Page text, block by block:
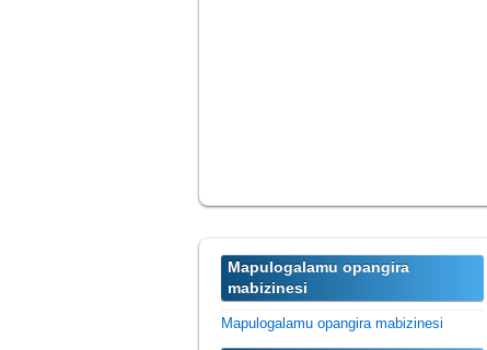
Mapulogalamu opangira
mabizinesi
Mapulogalamu opangira mabizinesi